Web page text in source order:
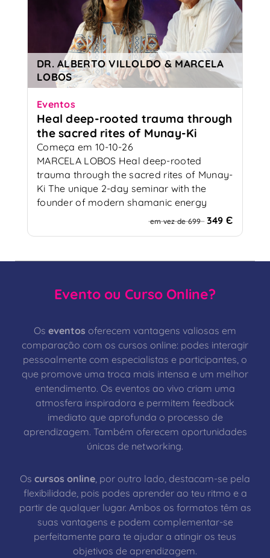
DR. ALBERTO VILLOLDO & MARCELA
LOBOS
Eventos
Heal deep-rooted trauma through
the sacred rites of Munay-Ki
Começa em 10-10-26
MARCELA LOBOS Heal deep-rooted
trauma through the sacred rites of Munay-
Ki The unique 2-day seminar with the
founder of modern shamanic energy
em vez de 699 349 Є
Evento ou Curso Online?
Os eventos oferecem vantagens valiosas em
comparação com os cursos online: podes interagir
pessoalmente com especialistas e participantes, o
que promove uma troca mais intensa e um melhor
entendimento. Os eventos ao vivo criam uma
atmosfera inspiradora e permitem feedback
imediato que aprofunda o processo de
aprendizagem. Também oferecem oportunidades
únicas de networking.
Os cursos online, por outro lado, destacam-se pela
flexibilidade, pois podes aprender ao teu ritmo e a
partir de qualquer lugar. Ambos os formatos têm as
suas vantagens e podem complementar-se
perfeitamente para te ajudar a atingir os teus
objetivos de aprendizagem.